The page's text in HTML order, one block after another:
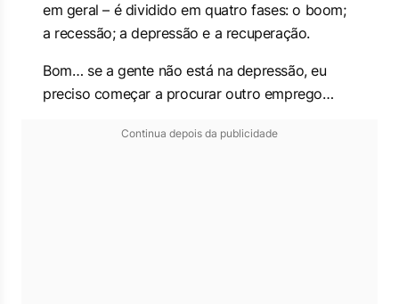
em geral – é dividido em quatro fases: o boom;
a recessão; a depressão e a recuperação.
Bom… se a gente não está na depressão, eu
preciso começar a procurar outro emprego…
Continua depois da publicidade